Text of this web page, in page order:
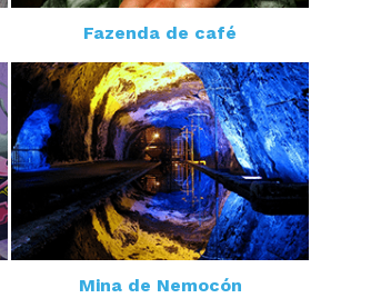
Fazenda de café
Mina de Nemocón